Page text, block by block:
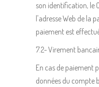
son identification, le
l'adresse Web de la
paiement est
7.2- Virement
En cas de paiement
données du compte